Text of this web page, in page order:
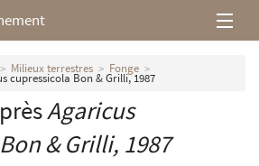
Milieux terrestres Fonge
cupressicola Bon & Grilli, 1987
Agaricus
& Grilli, 1987